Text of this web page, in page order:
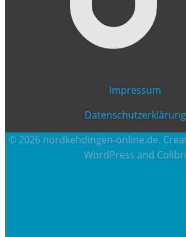
Impressum
Datenschutzerklärung
© 2026 nordkehdingen-online.de.
WordPress and Colibri